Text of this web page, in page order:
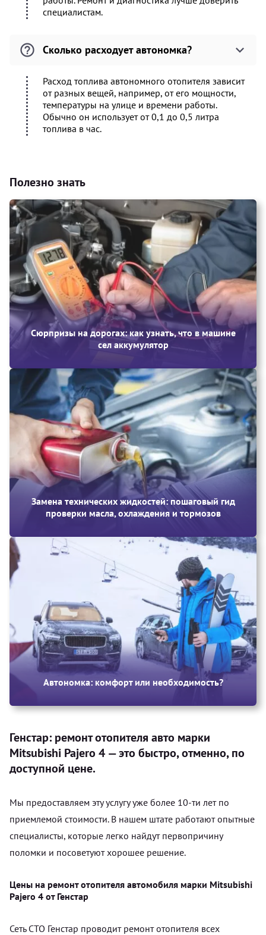
специалистам.
Сколько расходует автономка?
Расход топлива автономного отопителя зависит
от разных вещей, например, от его мощности,
температуры на улице и времени работы.
Обычно он использует от 0,1 до 0,5 литра
топлива в час.
Полезно знать
Сюрпризы на дорогах: как узнать, что в машине
сел аккумулятор
Замена технических жидкостей: пошаговый гид
проверки масла, охлаждения и тормозов
Автономка: комфорт или необходимость?
Генстар: ремонт отопителя авто марки
Mitsubishi Pajero 4 — это быстро, отменно, по
доступной цене.
Мы предоставляем эту услугу уже более 10-ти лет по
приемлемой стоимости. В нашем штате работают опытные
специалисты, которые легко найдут первопричину
поломки и посоветуют хорошее решение.
Цены на ремонт отопителя автомобиля марки Mitsubishi
Pajero 4 от Генстар
Сеть СТО Генстар проводит ремонт отопителя всех